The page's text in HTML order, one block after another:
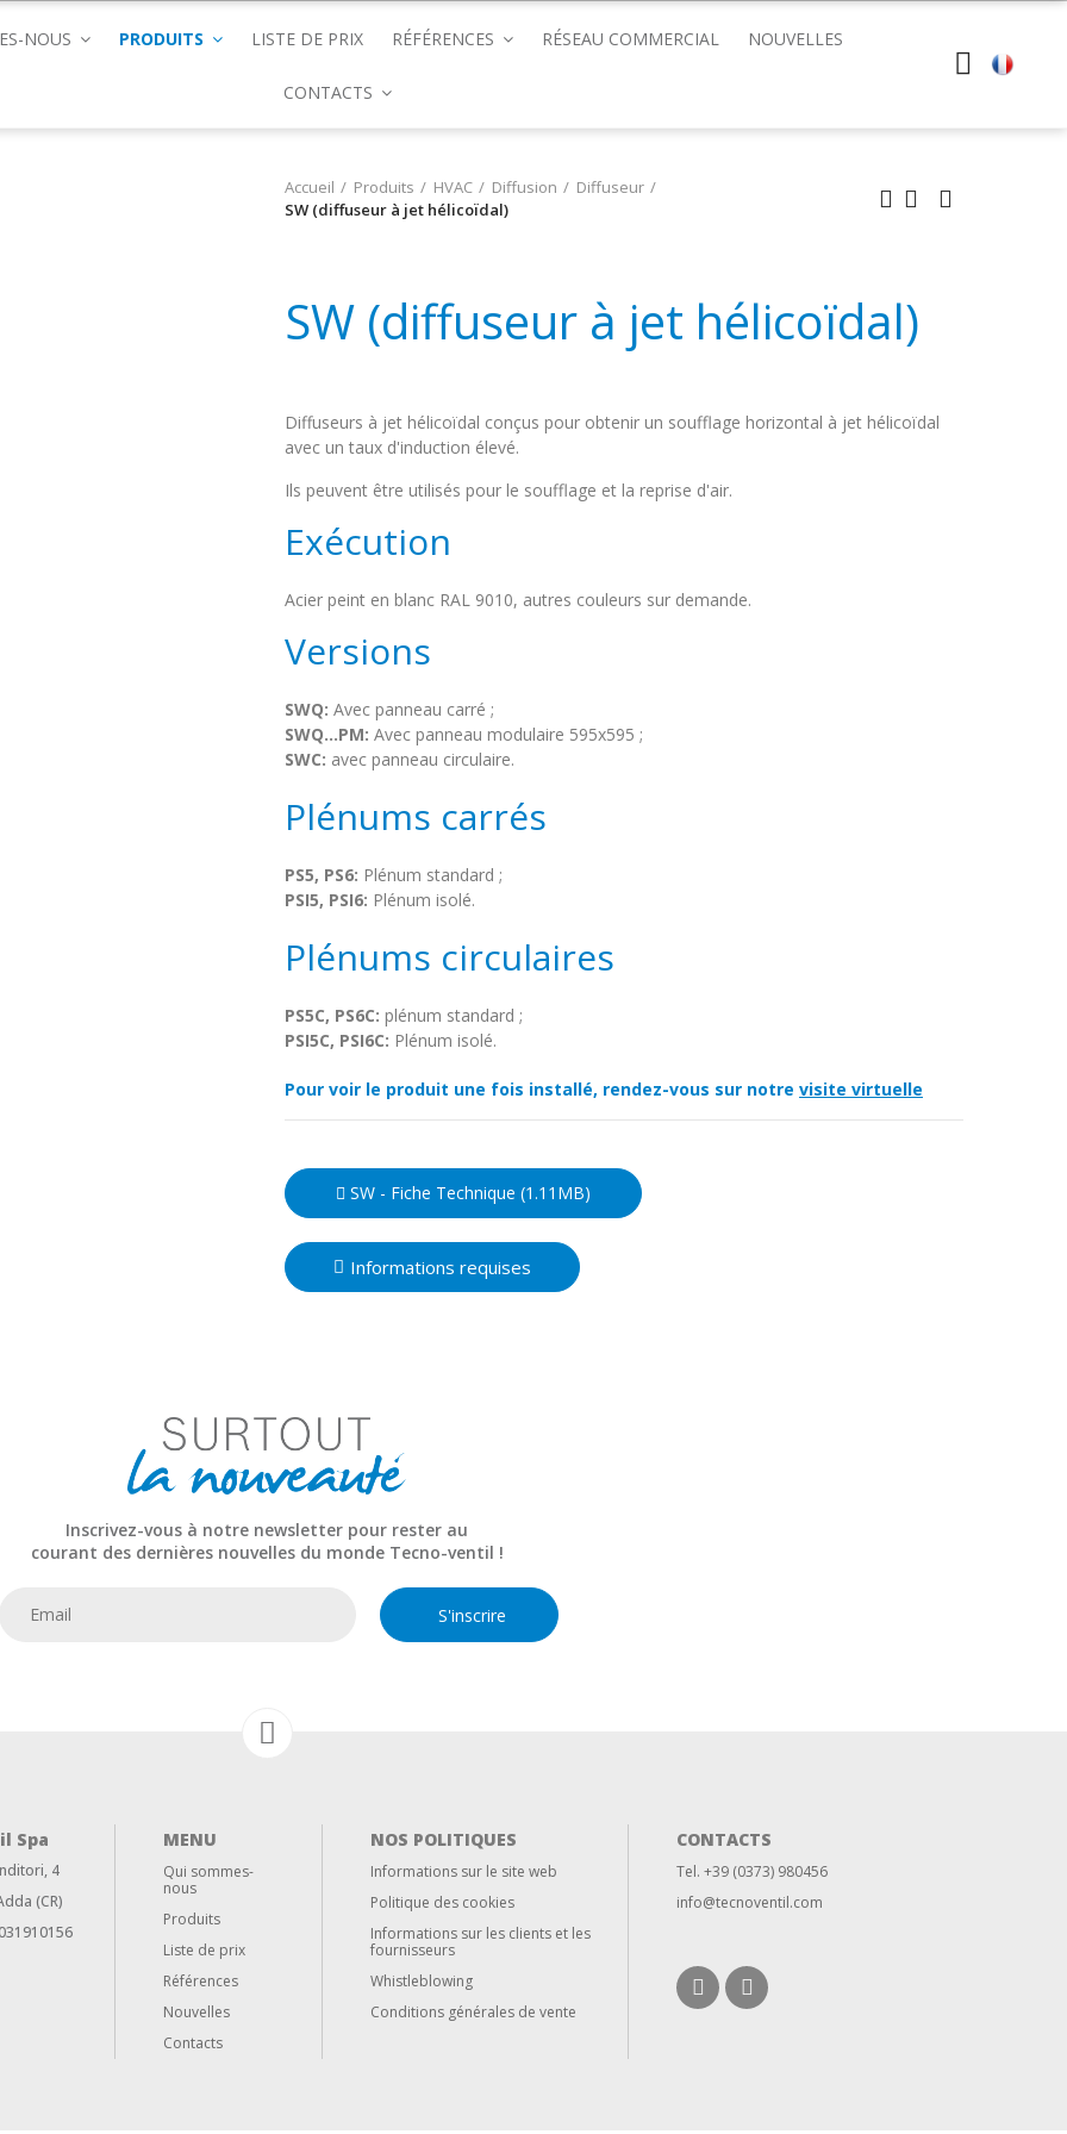
NOUS PRODUITS LISTE DE PRIX RÉFÉRENCES RÉSEAU COMMERCIAL NOUVELLES
CONTACTS
Accueil Produits HVAC Diffusion
Diffuseur
SW (diffuseur à jet hélicoïdal)
SW (diffuseur à jet hélicoïdal)
Diffuseurs à jet hélicoïdal conçus pour obtenir un soufflage horizontal à jet hélicoïdal
avec un taux d'induction élevé.
Ils peuvent être utilisés pour le soufflage et la reprise d'air.
Exécution
Acier peint en blanc RAL 9010, autres couleurs sur demande.
Versions
SWQ: Avec panneau carré ;
SWQ...PM: Avec panneau modulaire 595x595 ;
SWC: avec panneau circulaire.
Plénums carrés
PS5, PS6: Plénum standard ;
PSI5, PSI6: Plénum isolé.
Plénums circulaires
PS5C, PS6C: plénum standard ;
PSI5C, PSI6C: Plénum isolé.
Pour voir le produit une fois installé, rendez-vous sur notre visite virtuelle
SW - Fiche Technique (1.11MB)
Informations requises
Inscrivez-vous à notre newsletter pour rester au
courant des dernières nouvelles du monde Tecno-ventil !
S'inscrire
Spa
4
(CR)
MENU
Qui sommes-
nous
Produits
Liste de prix
Références
Nouvelles
Contacts
NOS POLITIQUES
Informations sur le site web
Politique des cookies
Informations sur les clients et les
fournisseurs
Whistleblowing
Conditions générales de vente
CONTACTS
Tel. +39 (0373) 980456
info@tecnoventil.com